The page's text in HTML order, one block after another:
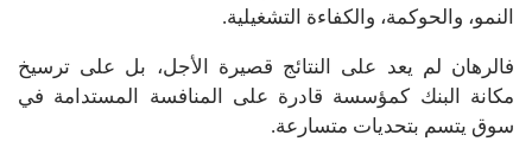
النمو، والحوكمة، والكفاءة التشغيلية.
فالرهان لم يعد على النتائج قصيرة الأجل، بل على ترسيخ
مكانة البنك كمؤسسة قادرة على المنافسة المستدامة في
سوق يتسم بتحديات متسارعة.